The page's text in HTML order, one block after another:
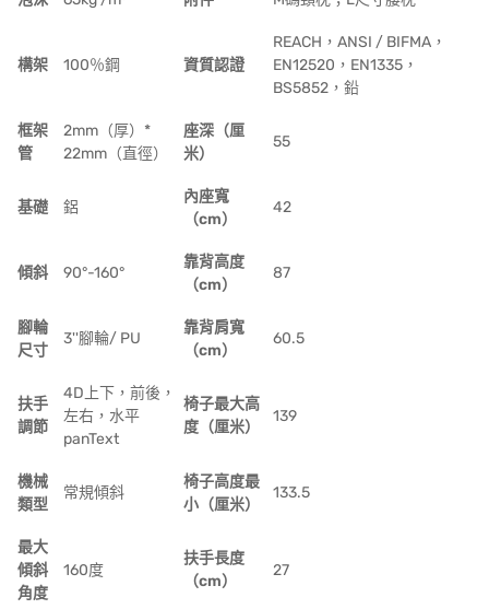
構架 100％鋼 資質認證
REACH，ANSI / BIFMA，
EN12520，EN1335，
BS5852，鉛
框架
管
2mm（厚）*
22mm（直徑）
座深（厘
米）
55
基礎 鋁
內座寬
（cm）
42
傾斜 90°-160°
靠背高度
（cm）
87
腳輪
尺寸
3''腳輪/ PU
靠背肩寬
（cm）
60.5
扶手
調節
4D上下，前後，
左右，水平
panText
椅子最大高
度（厘米）
139
機械
類型
常規傾斜
椅子高度最
小（厘米）
133.5
最大
傾斜
角度
160度
扶手長度
（cm）
27